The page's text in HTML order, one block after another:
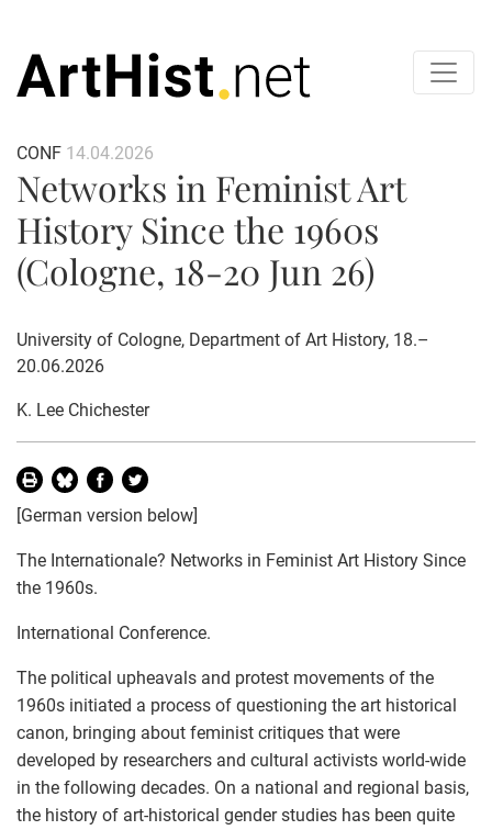
CONF 14.04.2026
Networks in Feminist Art
History Since the 1960s
(Cologne, 18-20 Jun 26)
University of Cologne, Department of Art History, 18.–
20.06.2026
K. Lee Chichester
[German version below]
The Internationale? Networks in Feminist Art History Since
the 1960s.
International Conference.
The political upheavals and protest movements of the
1960s initiated a process of questioning the art historical
canon, bringing about feminist critiques that were
developed by researchers and cultural activists world-wide
in the following decades. On a national and regional basis,
the history of art-historical gender studies has been quite